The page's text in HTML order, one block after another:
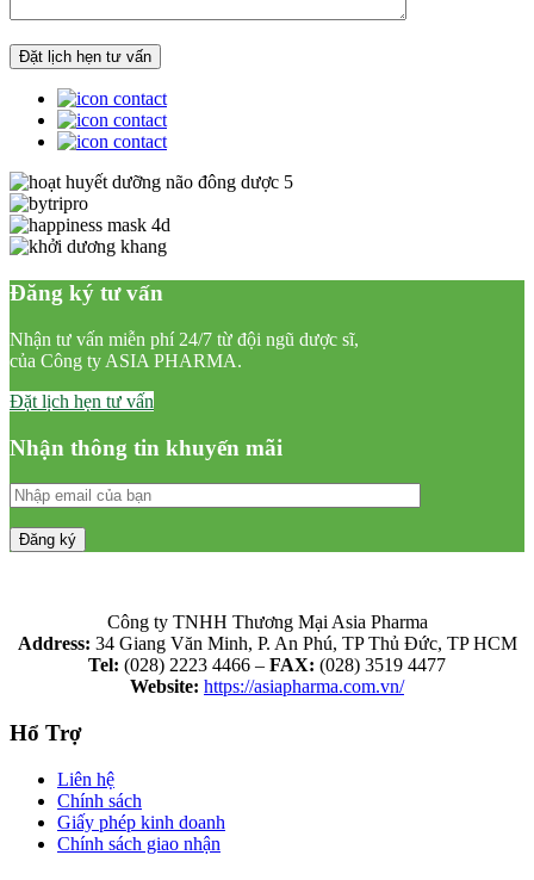
Đăng ký tư vấn
Nhận tư vấn miễn phí 24/7 từ đội ngũ dược sĩ,
của Công ty ASIA PHARMA.
Đặt lịch hẹn tư vấn
Nhận thông tin khuyến mãi
Công ty TNHH Thương Mại Asia Pharma
Address: 34 Giang Văn Minh, P. An Phú, TP Thủ Đức, TP HCM
Tel: (028) 2223 4466 – FAX: (028) 3519 4477
Website: https://asiapharma.com.vn/
Hổ Trợ
Liên hệ
Chính sách
Giấy phép kinh doanh
Chính sách giao nhận